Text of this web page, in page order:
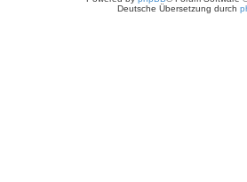
Deutsche Übersetzung durch